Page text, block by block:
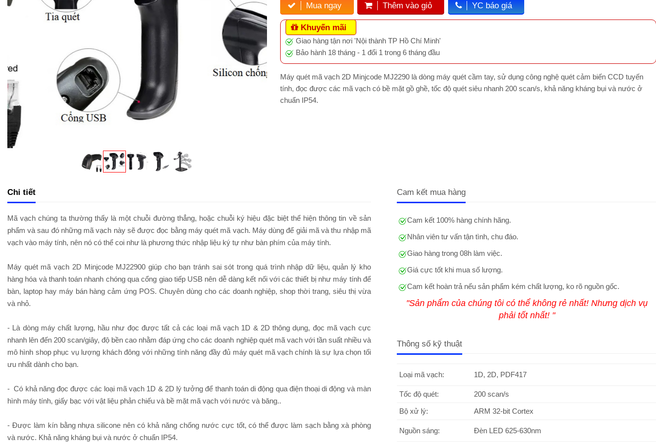
Mua ngay Thêm vào giỏ YC báo giá
Khuyến mãi
Giao hàng tận nơi 'Nội thành TP Hồ Chí Minh'
Bảo hành 18 tháng - 1 đổi 1 trong 6 tháng đầu
Máy quét mã vạch 2D Minjcode MJ2290 là dòng máy quét cầm tay, sử dụng công nghệ quét cảm biến CCD tuyến
tính, đọc được các mã vạch có bề mặt gồ ghề, tốc độ quét siêu nhanh 200 scan/s, khả năng kháng bụi và nước ở
chuẩn IP54.
Chi tiết
Mã vạch chúng ta thường thấy là một chuỗi đường thẳng, hoặc chuỗi ký hiệu đặc biệt thể hiện thông tin về sản
phẩm và sau đó những mã vạch này sẽ được đọc bằng máy quét mã vạch. Máy dùng để giải mã và thu nhập mã
vạch vào máy tính, nên nó có thể coi như là phương thức nhập liệu ký tự như bàn phím của máy tính.
Máy quét mã vạch 2D Minjcode MJ22900 giúp cho bạn tránh sai sót trong quá trình nhập dữ liệu, quản lý kho
hàng hóa và thanh toán nhanh chóng qua cổng giao tiếp USB nên dễ dàng kết nối với các thiết bị như máy tính để
bàn, laptop hay máy bán hàng cảm ứng POS. Chuyên dùng cho các doanh nghiệp, shop thời trang, siêu thị vừa
và nhỏ.
- Là dòng máy chất lượng, hầu như đọc được tất cả các loại mã vạch 1D & 2D thông dụng, đọc mã vạch cực
nhanh lên đến 200 scan/giây, độ bền cao nhằm đáp ứng cho các doanh nghiệp quét mã vach với tần suất nhiều và
mô hình shop phục vụ lượng khách đông với những tính năng đầy đủ máy quét mã vạch chính là sự lựa chọn tối
ưu nhất dành cho bạn.
- Có khả năng đọc được các loại mã vạch 1D & 2D lý tưởng để thanh toán di động qua điện thoại di động và màn
hình máy tính, giấy bạc với vật liệu phản chiếu và bề mặt mã vạch với nước và băng..
- Được làm kín bằng nhựa silicone nên có khả năng chống nước cực tốt, có thể được làm sạch bằng xà phòng
và nước. Khả năng kháng bụi và nước ở chuẩn IP54.
Cam kết mua hàng
Cam kết 100% hàng chính hãng.
Nhân viên tư vấn tận tình, chu đáo.
Giao hàng trong 08h làm việc.
Giá cực tốt khi mua số lượng.
Cam kết hoàn trả nếu sản phẩm kém chất lượng, ko rõ nguồn gốc.
"Sản phẩm của chúng tôi có thể không rẻ nhất! Nhưng dịch vụ
phải tốt nhất! "
Thông số kỹ thuật
Loại mã vạch: 1D, 2D, PDF417
Tốc độ quét: 200 scan/s
Bộ xử lý: ARM 32-bit Cortex
Nguồn sáng: Đèn LED 625-630nm